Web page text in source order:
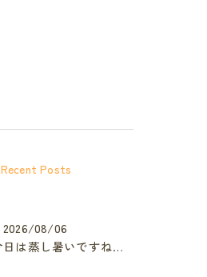
Recent Posts
2026/08/06
今日は蒸し暑いですね🥵ありがたい事に今年の草加市は